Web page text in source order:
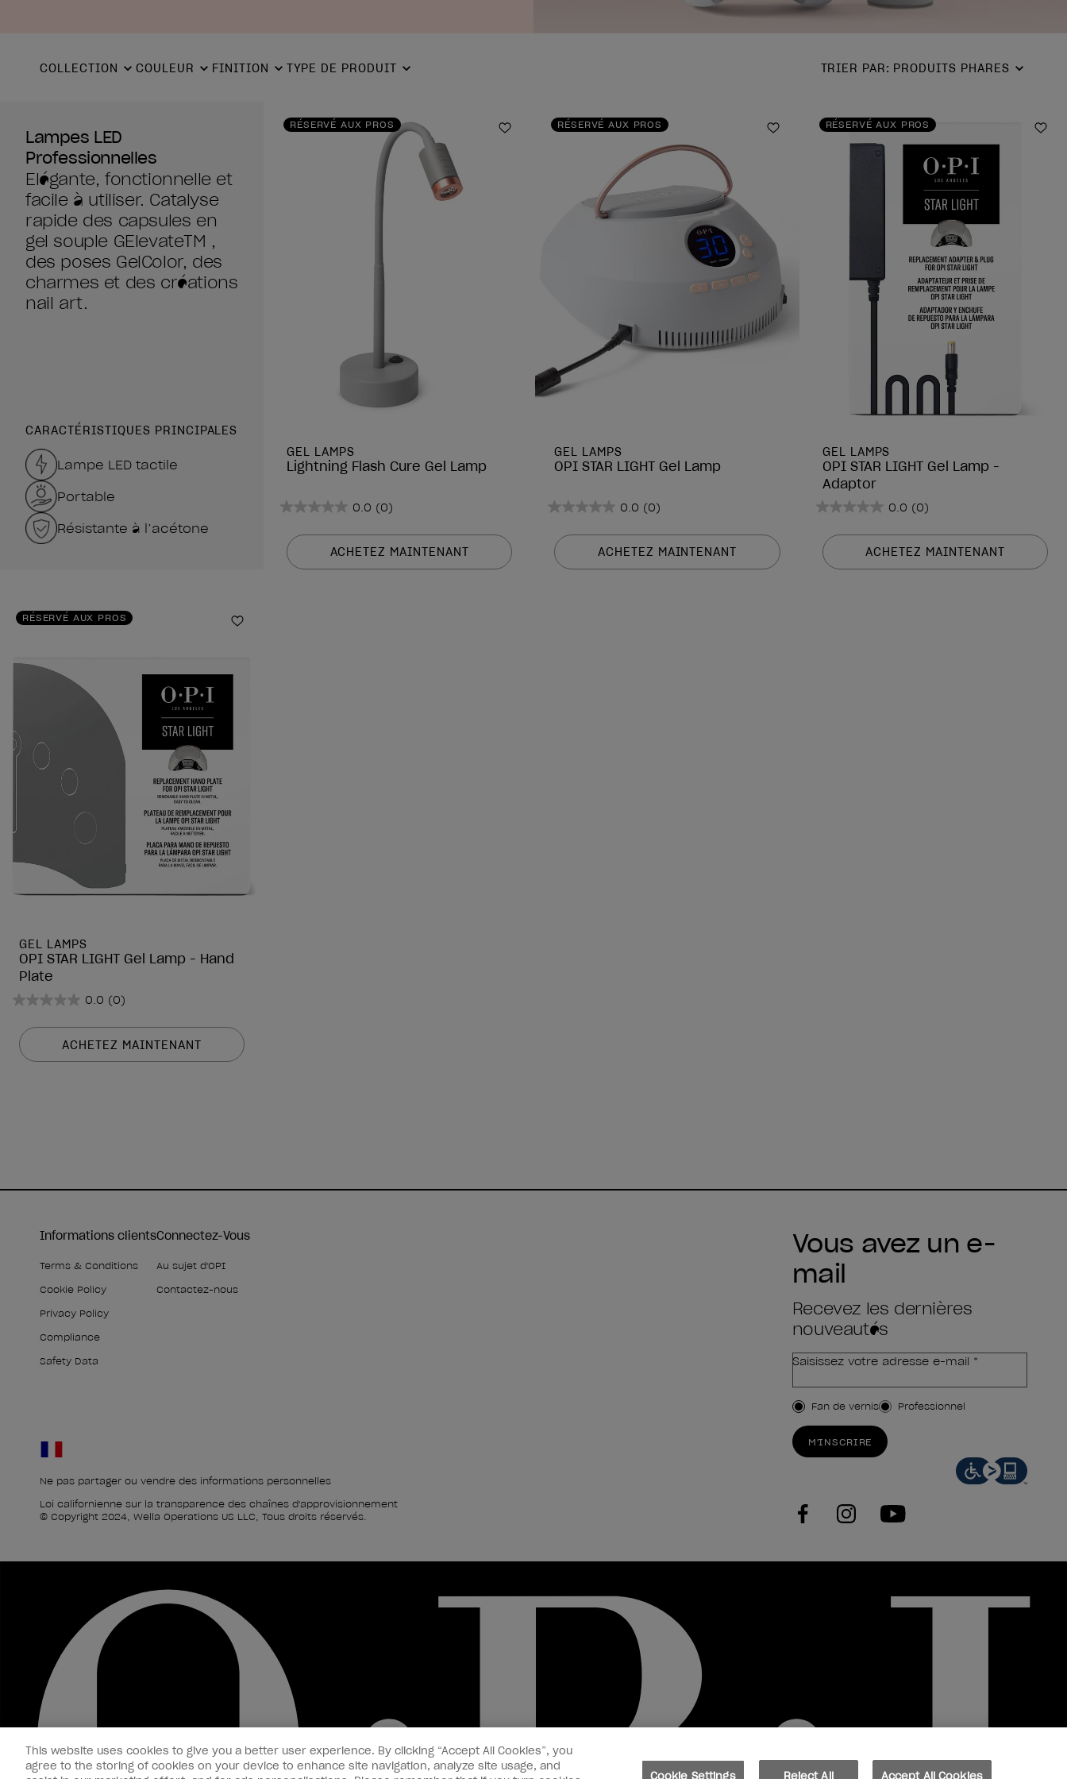
COLLECTION COULEUR FINITION TYPE DE PRODUIT TRIER PAR: PRODUITS PHARES
Lampes LED
Professionnelles
Elégante, fonctionnelle et
facile à utiliser. Catalyse
rapide des capsules en
gel souple GElevateTM ,
des poses GelColor, des
charmes et des créations
nail art.
CARACTÉRISTIQUES PRINCIPALES
Lampe LED tactile
Portable
Résistante à l’acétone
RÉSERVÉ AUX PROS
Ajouter aux favoris
GEL LAMPS
Lightning Flash Cure Gel Lamp
0.0 (0)
0.0
sur
5
étoiles.
ACHETEZ MAINTENANT
RÉSERVÉ AUX PROS
Ajouter aux favoris
GEL LAMPS
OPI STAR LIGHT Gel Lamp
0.0 (0)
0.0
sur
5
étoiles.
ACHETEZ MAINTENANT
RÉSERVÉ AUX PROS
GEL LAMPS
OPI STAR LIGHT Gel Lamp -
Adaptor
0.0 (0)
0.0
sur
5
étoiles.
ACHETEZ MAINTENANT
RÉSERVÉ AUX PROS
Ajouter aux favoris
GEL LAMPS
OPI STAR LIGHT Gel Lamp - Hand
Plate
0.0 (0)
0.0
sur
5
étoiles.
ACHETEZ MAINTENANT
Informations clients
Terms & Conditions
Cookie Policy
Privacy Policy
Compliance
Safety Data
Connectez-Vous
Au sujet d'OPI
Contactez-nous
Ne pas partager ou vendre des informations personnelles
Loi californienne sur la transparence des chaînes d'approvisionnement
© Copyright 2024, Wella Operations US LLC, Tous droits réservés.
Vous avez un e-
mail
Recevez les dernières
nouveautés
Saisissez votre adresse e-mail *
Type de client
Fan de vernis Professionnel
M'INSCRIRE
This website uses cookies to give you a better user experience. By clicking “Accept All Cookies”, you
agree to the storing of cookies on your device to enhance site navigation, analyze site usage, and
Cookie Settings Reject All Accept All Cookies